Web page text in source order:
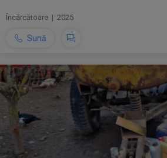
Încărcătoare | 2025
Sună